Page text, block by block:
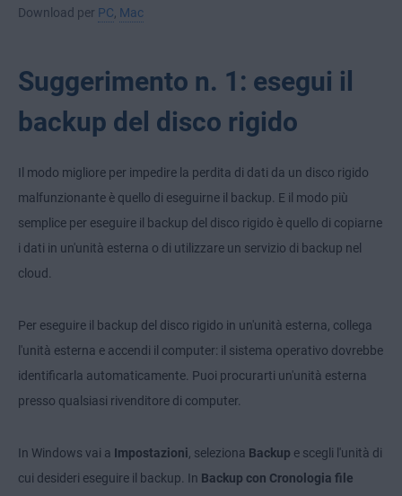
Download per PC Mac
Suggerimento n. 1: esegui il
backup del disco rigido
Il modo migliore per impedire la perdita di dati da un disco rigido
malfunzionante è quello di eseguirne il backup. E il modo più
semplice per eseguire il backup del disco rigido è quello di copiarne
i dati in un'unità esterna o di utilizzare un servizio di backup nel
cloud.
Per eseguire il backup del disco rigido in un'unità esterna, collega
l'unità esterna e accendi il computer: il sistema operativo dovrebbe
identificarla automaticamente. Puoi procurarti un'unità esterna
presso qualsiasi rivenditore di computer.
In Windows vai a Impostazioni , seleziona Backup e scegli l'unità di
cui desideri eseguire il backup. In Backup con Cronologia file